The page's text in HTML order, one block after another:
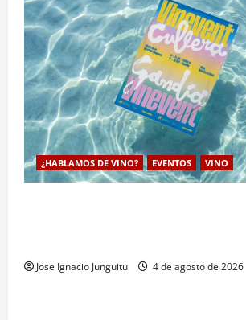
¿HABLAMOS DE VINO? EVENTOS VINO
Jose Ignacio Junguitu 4 de agosto de 2026
¿HABLAMOS DE VINO? VINO